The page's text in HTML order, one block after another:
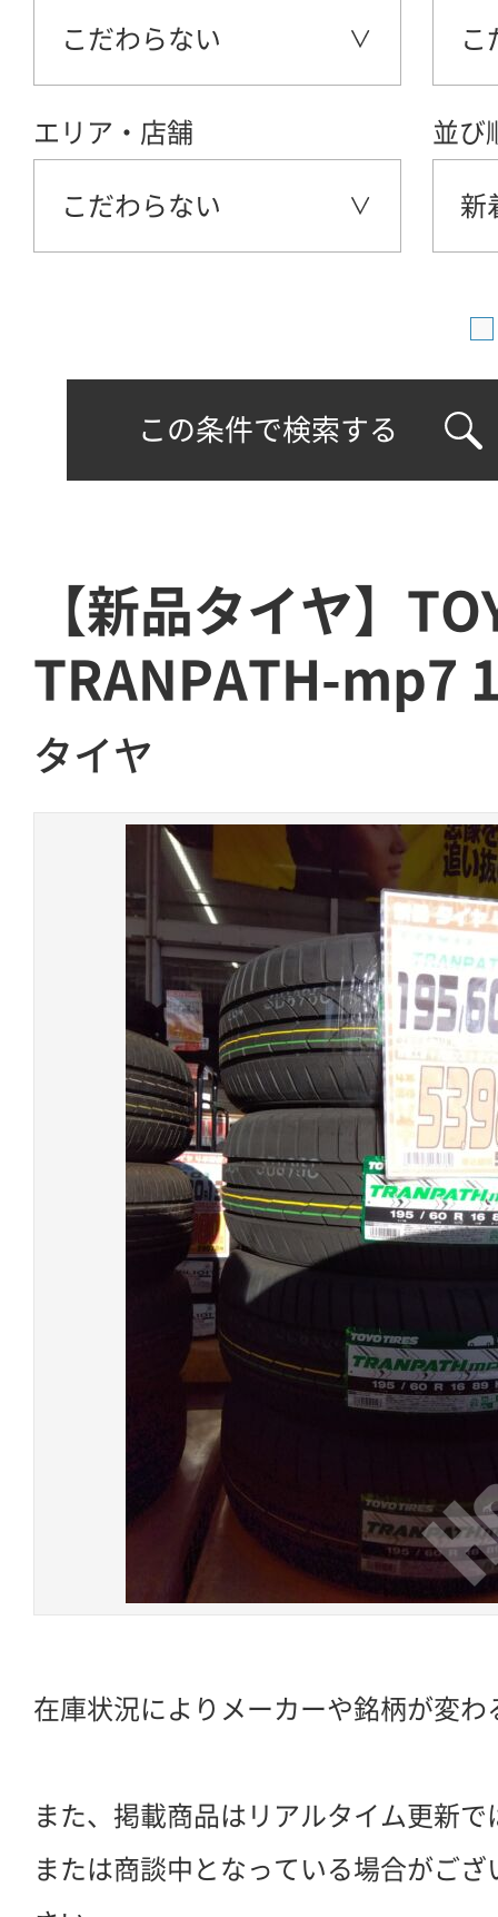
こだわらない こ
エリア・店舗
こだわらない
並び
新
この条件で検索する
【新品タイヤ】
TRANPATH-mp7
タイヤ
在庫状況によりメーカーや銘柄が変
また、掲載商品はリアルタイム更新
または商談中となっている場合がご